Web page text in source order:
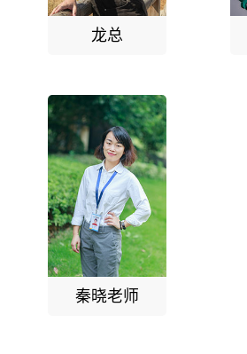
龙总
秦晓老师